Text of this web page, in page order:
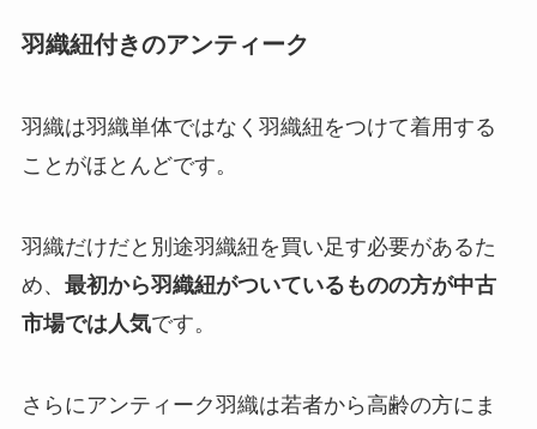
羽織紐付きのアンティーク
羽織は羽織単体ではなく羽織紐をつけて着用する
ことがほとんどです。
羽織だけだと別途羽織紐を買い足す必要があるた
め、 最初から羽織紐がついているものの方が中古
市場では人気です。
さらにアンティーク羽織は若者から高齢の方にま